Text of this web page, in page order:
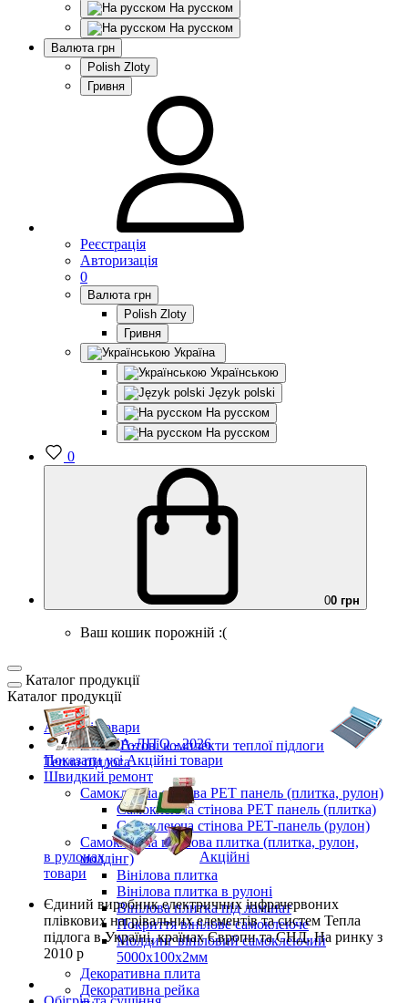
На русском
На русском
Валюта грн
Polish Zloty
Гривня
Реєстрація
Авторизація
0
Валюта грн
Polish Zloty
Гривня
Україна
Українською
Język polski
На русском
На русском
0
00 грн
Ваш кошик порожній :(
Каталог продукції
Каталог продукції
Акційні товари
ВЕСНА-ЛІТО - 2026
Показати усі Акційні товари
Швидкий ремонт
Самоклеюча стінова PET панель (плитка, рулон)
Самоклеюча стінова PET панель (плитка)
Самоклеюча стінова РЕТ-панель (рулон)
Самоклеюча вінілова плитка (плитка, рулон,
молдінг)
Вінілова плитка
Вінілова плитка в рулоні
Вінілова плитка під ламінат
Покриття вінілове самоклеюче
Молдинг вініловий самоклеючий
5000х100х2мм
Декоративна плита
Декоративна рейка
Готові комплекти теплої підлоги
Тепла підлога
в рулонах
Акційні
товари
Єдиний виробникелектричних інфрачервоних
плівкових нагрівальних елементів та систем Тепла
підлога в Україні, країнах Європи та СНД.На ринку з
2010 р